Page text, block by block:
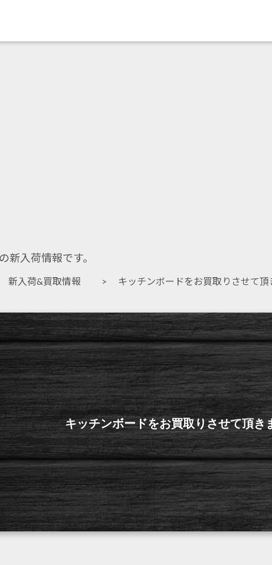
新入荷情報です。
新入荷&買取情報 > キッチンボードをお買取りさせて頂
キッチンボードをお買取りさせて頂き